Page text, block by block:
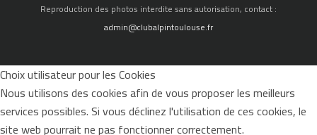
Reproduction des photos interdite sans autorisation, contact :
admin@clubalpintoulouse.fr
Choix utilisateur pour les Cookies
Nous utilisons des cookies afin de vous proposer les meilleurs
services possibles. Si vous déclinez l'utilisation de ces cookies, le
site web pourrait ne pas fonctionner correctement.